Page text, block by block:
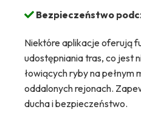
Bezpieczeństwo
Niektóre aplikacje oferują
udostępniania tras, co jest
łowiących ryby na pełnym
oddalonych rejonach.
ducha i bezpieczeństwo.